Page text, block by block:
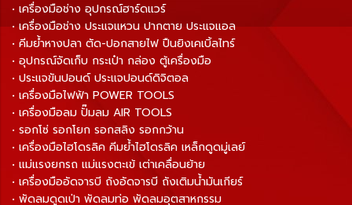
• เครื่องมือช่าง อุปกรณ์ฮาร์ดแวร์
• เครื่องมือช่าง ประแจแหวน ปากตาย ประแจแอล
• คีมย้ำหางปลา ตัด-ปอกสายไฟ ปืนยิงเคเบิ้ลไทร์
• อุปกรณ์จัดเก็บ กระเป๋า กล่อง ตู้เครื่องมือ
• ประแจขันปอนด์ ประแจปอนด์ดิจิตอล
• เครื่องมือไฟฟ้า POWER TOOLS
• เครื่องมือลม ปั๊มลม AIR TOOLS
• รอกโซ่ รอกโยก รอกสลิง รอกกว้าน
• เครื่องมือไฮโดรลิค คีมย้ำไฮโดรลิค เหล็กดูดมู่เลย์
• แม่แรงยกรถ แม่แรงตะเข้ เต่าเคลื่อนย้าย
• เครื่องมืออัดจารบี ถังอัดจารบี ถังเติมน้ำมันเกียร์
• พัดลมดูดเป่า พัดลมท่อ พัดลมอุตสาหกรรม